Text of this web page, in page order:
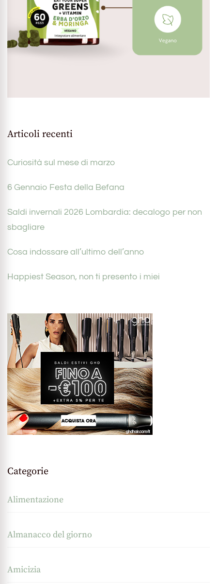
Articoli recenti
Curiosità sul mese di marzo
6 Gennaio Festa della Befana
Saldi invernali 2026 Lombardia: decalogo per non
sbagliare
Cosa indossare all’ultimo dell’anno
Happiest Season, non ti presento i miei
Categorie
Alimentazione
Almanacco del giorno
Amicizia